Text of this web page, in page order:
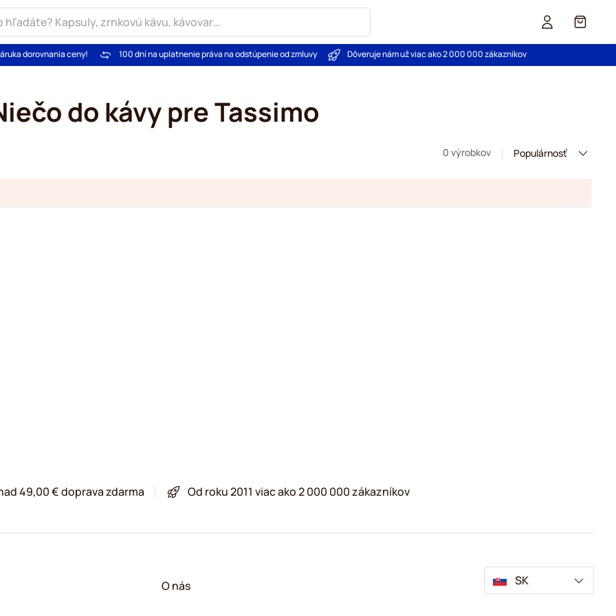
Košík
dorovnania ceny! 100 dní na uplatnenie práva na odstúpenie od zmluvy Dôveruje nám už viac ako 2 000 000 zákazníkov
do kávy pre Tassimo
0 výrobkov
49,00 € doprava zdarma Od roku 2011 viac ako 2 000 000 zákazníkov
O nás SK